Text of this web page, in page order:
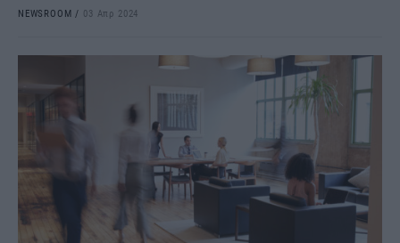
NEWSROOM / 03 Απρ 2024